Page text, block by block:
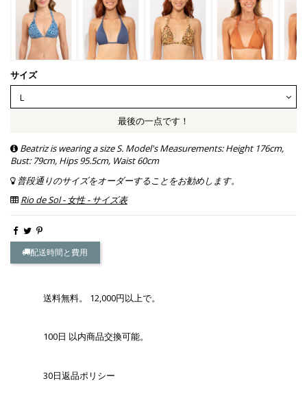
サイズ
最後の一点です！
Beatriz is wearing a size S. Model's Measurements: Height 176cm,
Bust: 79cm, Hips 95.5cm, Waist 60cm
普段通りのサイズをオーダーすることをお勧めします。
Rio de Sol - 女性 - サイズ表
配送時間と費用
送料無料。 12,000円以上で。
100日 以内商品交換可能。
30日返品ポリシー